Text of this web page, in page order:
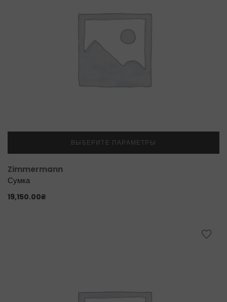
ВЫБЕРИТЕ ПАРАМЕТРЫ
Zimmermann
Сумка
19,150.00₴